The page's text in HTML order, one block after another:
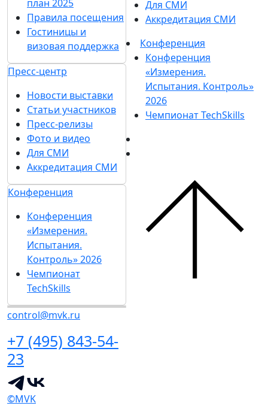
план 2025
Правила посещения
Гостиницы и
визовая поддержка
Пресс-центр
Новости выставки
Статьи участников
Пресс-релизы
Фото и видео
Для СМИ
Аккредитация СМИ
Конференция
Конференция
«Измерения.
Испытания.
Контроль» 2026
Чемпионат
TechSkills
control@mvk.ru
+7 (495) 843-54-
23
Для СМИ
Аккредитация СМИ
Конференция
Конференция
«Измерения.
Испытания. Контроль»
2026
Чемпионат TechSkills
©MVK